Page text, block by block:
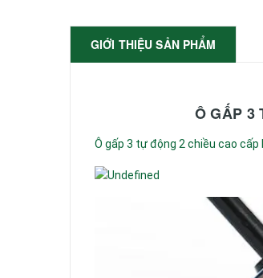
GIỚI THIỆU SẢN PHẨM
Ô GẤP 3
Ô gấp 3 tự động 2 chiều cao